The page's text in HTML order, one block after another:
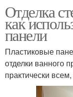
Отделка
как
панели
Пластиковые
отделки ванного
практически